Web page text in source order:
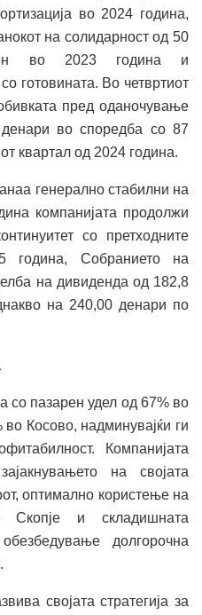
во 2024 година,
на солидарност од 50
во 2023 година и
готовината. Во четвртиот
пред оданочување
во споредба со 87
квартал од 2024 година.
генерално стабилни на
компанијата продолжи
со претходните
Собранието на
на дивиденда од 182,8
на 240,00 денари по
со пазарен удел од 67% во
Косово, надминувајќи ги
Компанијата
на својата
оптимално користење на
Скопје и складишната
долгорочна
својата стратегија за